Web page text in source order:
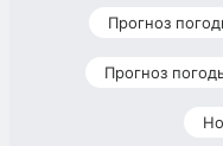
Прогноз
Прогноз